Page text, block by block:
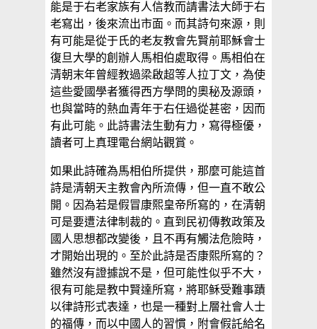
能是于右老家族有人信教而請書法大師于右
老寫出，後來流出市面。而其詩句來源，則
有可能是從于氏的老友教會先賢前耶穌會士
復旦大學的創辦人馬相伯處取得。馬相伯在
清朝末年曾經教過梁啟超等人拉丁文，為使
這些愛國學者獲得西方學問的奧秘及源頭，
也與當時的熱血青年于右任過從甚密，因而
有此可能。此詩書法生動有力，寫得極優，
讀者可上真理電台網站觀賞。
如果此詩確為馬相伯所提供，那麼可能這首
詩是清朝天主教會內所流傳，但一直不敢公
開。因為若是假冒康熙皇帝所寫的，在清朝
可是要遭法律制裁的。直到民初傳教政策及
國人思想都改變後，且不再有觸法危險時，
才開始出現的。至於此詩是否康熙所寫的？
雖然沒有證據說不是，但可能性似乎不大，
很有可能是教中賢達所寫，將耶稣受難事蹟
以律詩形式表達，也是一種對上層社會人士
的福傳，而以中國人的習慣，附會假託給名